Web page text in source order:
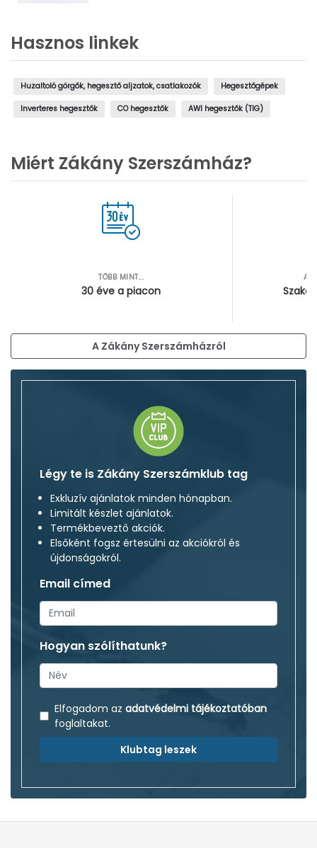
Hasznos linkek
Huzaltoló görgők, hegesztő aljzatok, csatlakozók Hegesztőgépek
Inverteres hegesztők CO hegesztők AWI hegesztők (TIG)
Miért Zákány Szerszámház?
TÖBB MINT...
30 éve a piacon
A Zákány Szerszámházról
Légy te is Zákány Szerszámklub tag
Exkluzív ajánlatok minden hónapban.
Limitált készlet ajánlatok.
Termékbeveztő akciók.
Elsőként fogsz értesülni az akciókról és
újdonságokról.
Email címed
Hogyan szólíthatunk?
Elfogadom az adatvédelmi tájékoztatóban
foglaltakat.
Klubtag leszek